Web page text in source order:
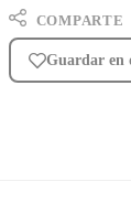
COMPARTE
Guardar en